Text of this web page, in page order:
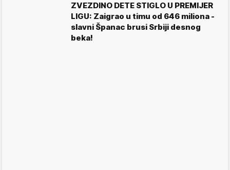
ZVEZDINO DETE STIGLO U PREMIJER
LIGU: Zaigrao u timu od 646 miliona -
slavni Španac brusi Srbiji desnog
beka!